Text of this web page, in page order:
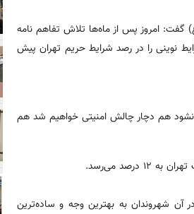
گفت: امروز پس از ماه‌ها تلاش تفاهم نامه
نوینی را در رصد شرایط حریم تهران پیش
به آن دقت نشود هم دچار چالش امنیتی خواهیم شد هم
می‌رسد.
آن شهروندان به بهترین وجه و ساده‌ترین